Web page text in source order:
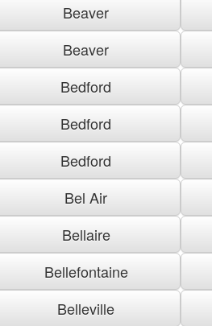
Beaver
Beaver
Bedford
Bedford
Bedford
Bel Air
Bellaire
Bellefontaine
Belleville